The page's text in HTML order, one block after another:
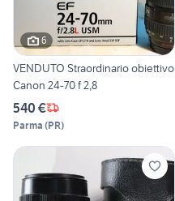
6
VENDUTO Straordinario obiettivo
Canon 24-70 f 2,8
540 €
Parma (PR)